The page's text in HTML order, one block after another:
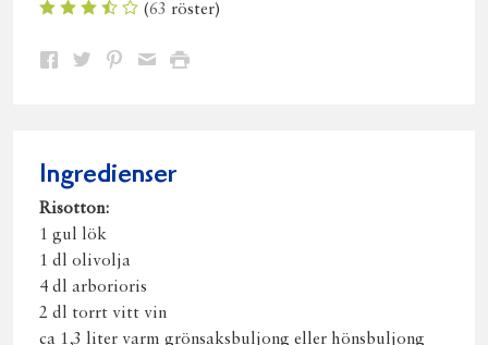
(63 röster)
Dela Dela Dela DelaSkriv
Ingredienser
Risotton:
1 gul lök
1 dl olivolja
4 dl arborioris
2 dl torrt vitt vin
ca 1,3 liter varm grönsaksbuljong eller hönsbuljong